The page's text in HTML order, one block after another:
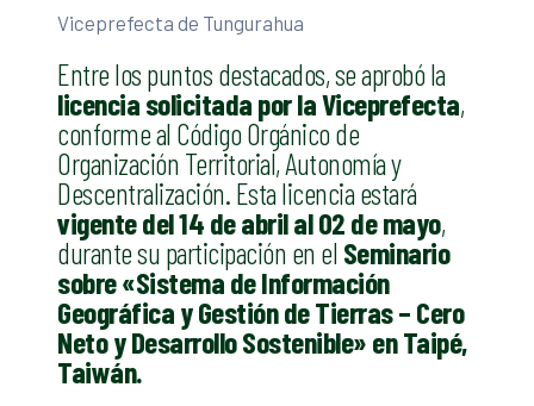
Viceprefecta de Tungurahua
Entre los puntos destacados, se aprobó la
licencia solicitada por la Viceprefecta,
conforme al Código Orgánico de
Organización Territorial, Autonomía y
Descentralización. Esta licencia estará
vigente del 14 de abril al 02 de mayo,
durante su participación en el Seminario
sobre «Sistema de Información
Geográfica y Gestión de Tierras – Cero
Neto y Desarrollo Sostenible» en Taipé,
Taiwán.